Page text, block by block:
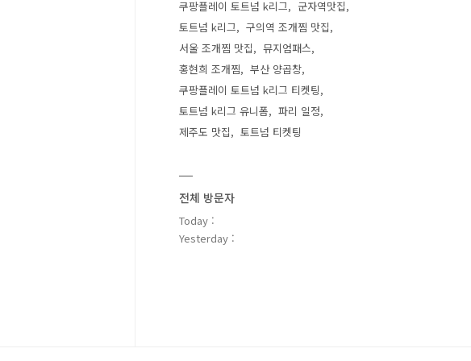
쿠팡플레이 토트넘 k리그
군자역맛집
토트넘 k리그
구의역 조개찜 맛집
서울 조개찜 맛집
뮤지엄패스
홍현희 조개찜
부산 양곱창
쿠팡플레이 토트넘 k리그 티켓팅
토트넘 k리그 유니폼
파리 일정
제주도 맛집
토트넘 티켓팅
전체 방문자
Today :
Yesterday :